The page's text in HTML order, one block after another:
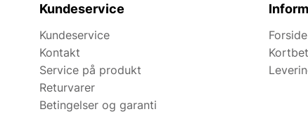
Kundeservice
Kundeservice
Kontakt
Service på produkt
Returvarer
Betingelser og garanti
Forside